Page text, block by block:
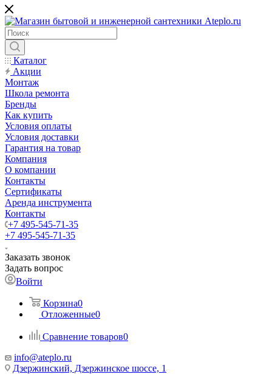
Каталог
Акции
Монтаж
Школа ремонта
Бренды
Как купить
Условия оплаты
Условия доставки
Гарантия на товар
Компания
О компании
Контакты
Сертификаты
Аренда инструмента
Контакты
+7 495-545-71-35
+7 495-545-71-35
Заказать звонок
Задать вопрос
Войти
Корзина0
Отложенные0
Сравнение товаров0
info@ateplo.ru
Дзержинский, Дзержинское шоссе, 1